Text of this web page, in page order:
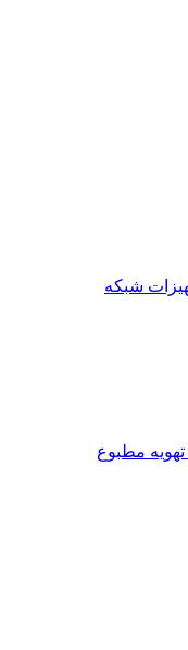
شبکه
مطبوع